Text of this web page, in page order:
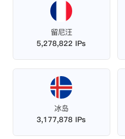
留尼汪
5,278,822 IPs
冰岛
3,177,878 IPs